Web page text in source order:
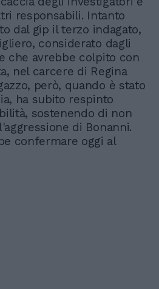
responsabili. Intanto
dal gip il terzo indagato,
considerato dagli
che avrebbe colpito con
nel carcere di Regina
però, quando è stato
ha subito respinto
sostenendo di non
di Bonanni.
confermare oggi al